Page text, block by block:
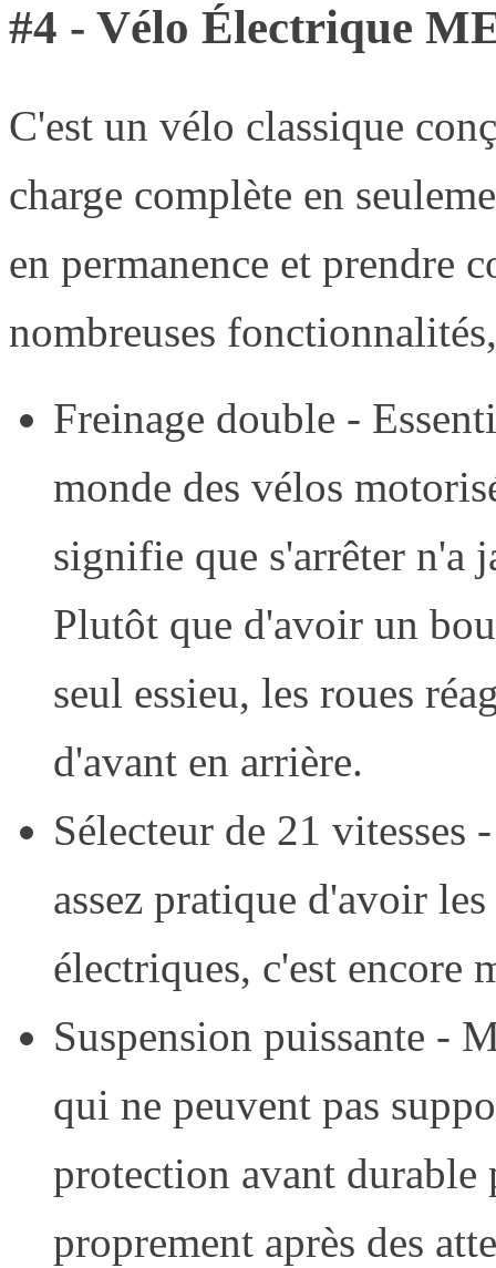
#4 - Vélo Électrique
C'est un vélo classique
charge complète en
en permanence et prendre
nombreuses
Freinage double -
monde des vélos
signifie que s'arrêter n'a
Plutôt que d'avoir un
seul essieu, les roues
d'avant en arrière.
Sélecteur de 21
assez pratique d'avoir
électriques, c'est encore
Suspension puissante -
qui ne peuvent pas
protection avant durable
proprement après des